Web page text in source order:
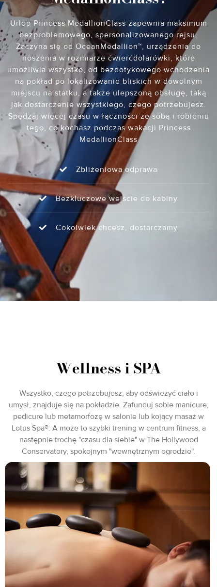
Urlop Princess MedallionClass zapewnia maksimum
bezproblemowego, spersonalizowanego rejsu.
Zaczyna się od OceanMedallion™, urządzenia do
noszenia w rozmiarze ćwierćdolarówki, które
umożliwia wszystko, od bezdotykowego wchodzenia
na pokład po lokalizowanie bliskich w dowolnym
miejscu na statku, a także ulepszoną obsługę, taką
jak dostarczenie wszystkiego, czego potrzebujesz.
Spędzaj więcej czasu w łączności ze sobą i robieniu
tego, co kochasz podczas wakacji Princess
MedallionClass
Zbliżeniowa odprawa
Bezkluczowe wejście do kabiny
Cokolwiek chcesz, dostarczamy
Wellness i SPA
Wszystko, czego potrzebujesz, aby odświeżyć ciało i
umysł, znajduje się na pokładzie. Zafunduj sobie manicure,
pedicure lub metamorfozę w salonie lub kojący masaż w
Lotus Spa®. A może to szybki trening w centrum fitness, a
następnie trochę "czasu dla siebie" w The Hollywood
Conservatory, spokojnym "wewnętrznym ogrodzie".